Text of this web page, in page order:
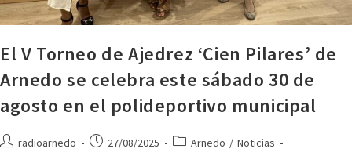
El V Torneo de Ajedrez ‘Cien Pilares’ de
Arnedo se celebra este sábado 30 de
agosto en el polideportivo municipal
radioarnedo 27/08/2025 Arnedo / Noticias